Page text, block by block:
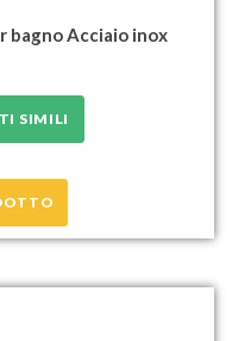
bagno Acciaio inox
SIMILI